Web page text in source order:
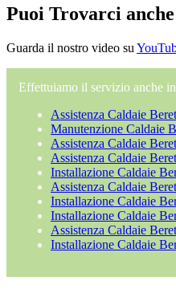
Puoi Trovarci anche
Guarda il nostro video su
Effettuiamo il servizio anche
Assistenza Caldaie
Manutenzione Caldaie
Assistenza Caldaie
Assistenza Caldaie
Installazione Caldaie
Assistenza Caldaie
Installazione Caldaie
Installazione Caldaie
Assistenza Caldaie
Installazione Caldaie